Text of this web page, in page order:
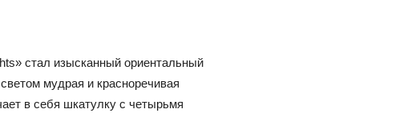
стал изысканный ориентальный
мудрая и красноречивая
в себя шкатулку с четырьмя